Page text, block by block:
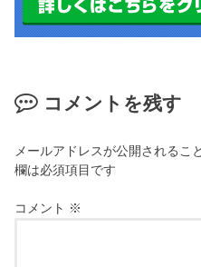
コメントを残す
メールアドレスが公開されるこ
欄は必須項目です
コメント ※